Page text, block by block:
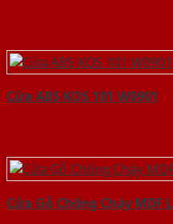
Cửa ABS KOS 101 W0901
Cửa Gỗ Chống Cháy MDF